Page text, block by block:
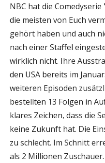
NBC hat die Comedyserie
die meisten von Euch
gehört haben und auch
nach einer Staffel
wirklich nicht. Ihre
den USA bereits im
weiteren Episoden
bestellten 13 Folgen in
klares Zeichen, dass die
keine Zukunft hat. Die
zu schlecht. Im Schnitt
als 2 Millionen